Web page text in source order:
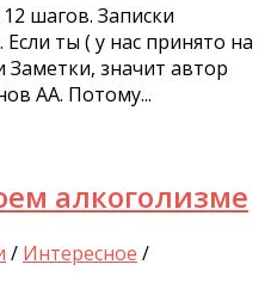
шагов. Записки
ты ( у нас принято на
Заметки, значит автор
АА. Потому...
алкоголизме
/ Интересное /